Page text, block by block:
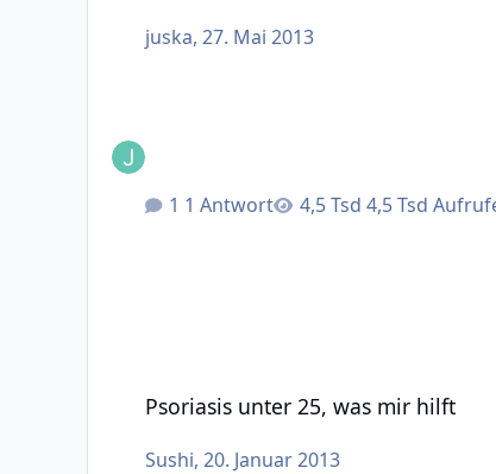
juska,27. Mai 2013
1 Antwort 4,5 Tsd
Psoriasis unter 25, was mir hilft
Sushi,20. Januar 2013